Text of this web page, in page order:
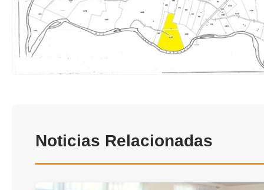
Noticias Relacionadas